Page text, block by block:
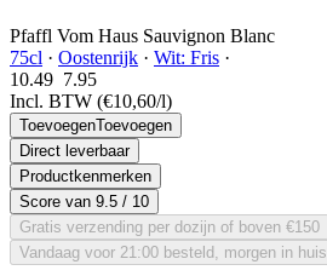
Pfaffl Vom Haus Sauvignon Blanc
75cl · Oostenrijk · Wit: Fris ·
10.49 7.95
Incl. BTW (€10,60/l)
ToevoegenToevoegen
Direct leverbaar
Productkenmerken
Score van 9.5 / 10
Gratis verzending per dozijn of boven €150
Vandaag voor 21:00 besteld, morgen in huis